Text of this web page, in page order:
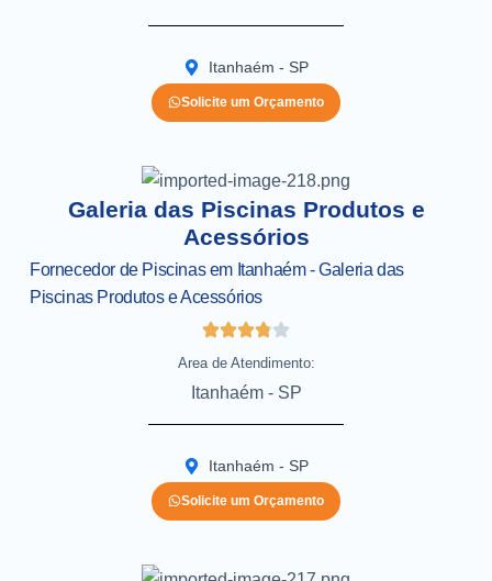
Itanhaém - SP
Solicite um Orçamento
Galeria das Piscinas Produtos e
Acessórios
Fornecedor de Piscinas em Itanhaém - Galeria das
Piscinas Produtos e Acessórios
Area de Atendimento:
Itanhaém - SP
Itanhaém - SP
Solicite um Orçamento